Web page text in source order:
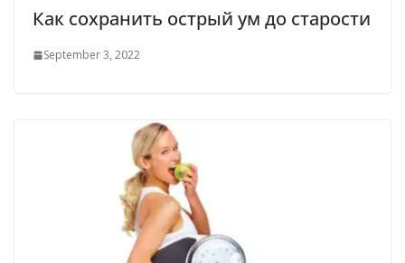
Как сохранить острый ум до старости
September 3, 2022